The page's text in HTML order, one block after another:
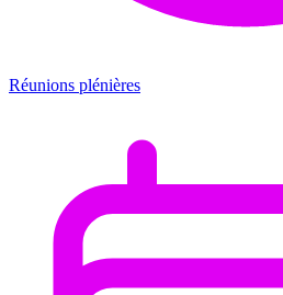
Réunions plénières